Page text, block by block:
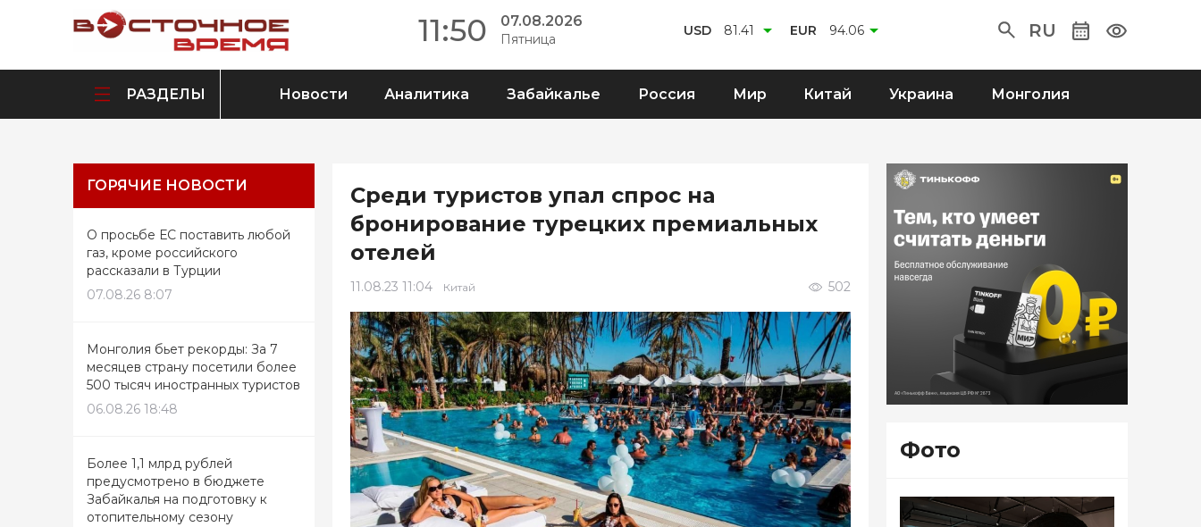
11:50 07.08.2026
Пятница
USD 81.41 EUR 94.06 RU
РАЗДЕЛЫ Новости Аналитика Забайкалье Россия Мир Китай Украина Монголия
ГОРЯЧИЕ НОВОСТИ
О просьбе ЕС поставить любой
газ, кроме российского
рассказали в Турции
07.08.26 8:07
Монголия бьет рекорды: За 7
месяцев страну посетили более
500 тысяч иностранных туристов
06.08.26 18:48
Более 1,1 млрд рублей
предусмотрено в бюджете
Забайкалья на подготовку к
отопительному сезону
Среди туристов упал спрос на
бронирование турецких премиальных
отелей
11.08.23 11:04 Китай 502
Фото